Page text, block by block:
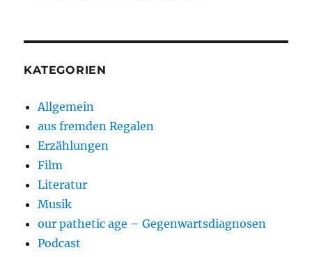
KATEGORIEN
Allgemein
aus fremden Regalen
Erzählungen
Film
Literatur
Musik
our pathetic age – Gegenwartsdiagnosen
Podcast